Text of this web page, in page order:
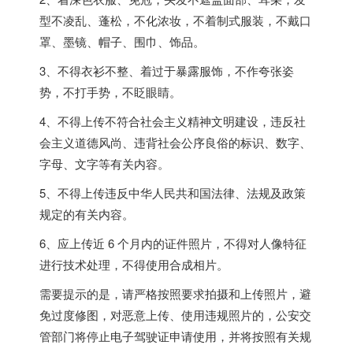
型不凌乱、蓬松，不化浓妆，不着制式服装，不戴口
罩、墨镜、帽子、围巾、饰品。
3、不得衣衫不整、着过于暴露服饰，不作夸张姿
势，不打手势，不眨眼睛。
4、不得上传不符合社会主义精神文明建设，违反社
会主义道德风尚、违背社会公序良俗的标识、数字、
字母、文字等有关内容。
5、不得上传违反中华人民共和国法律、法规及政策
规定的有关内容。
6、应上传近 6 个月内的证件照片，不得对人像特征
进行技术处理，不得使用合成相片。
需要提示的是，请严格按照要求拍摄和上传照片，避
免过度修图，对恶意上传、使用违规照片的，公安交
管部门将停止电子驾驶证申请使用，并将按照有关规